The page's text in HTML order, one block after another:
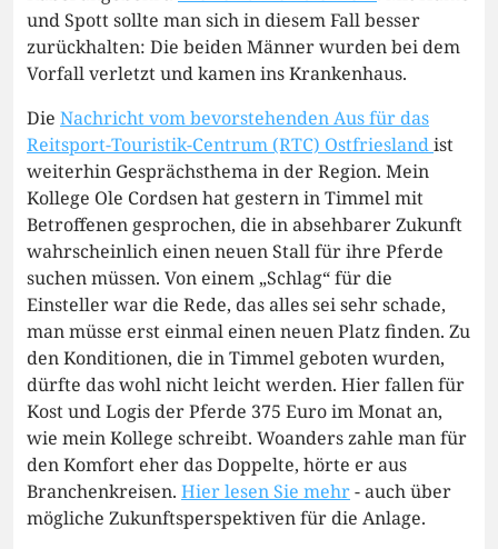
und Spott sollte man sich in diesem Fall besser
zurückhalten: Die beiden Männer wurden bei dem
Vorfall verletzt und kamen ins Krankenhaus.
Die Nachricht vom bevorstehenden Aus für das
Reitsport-Touristik-Centrum (RTC) Ostfrieslandist
weiterhin Gesprächsthema in der Region. Mein
Kollege Ole Cordsen hat gestern in Timmel mit
Betroffenen gesprochen, die in absehbarer Zukunft
wahrscheinlich einen neuen Stall für ihre Pferde
suchen müssen. Von einem „Schlag“ für die
Einsteller war die Rede, das alles sei sehr schade,
man müsse erst einmal einen neuen Platz finden. Zu
den Konditionen, die in Timmel geboten wurden,
dürfte das wohl nicht leicht werden. Hier fallen für
Kost und Logis der Pferde 375 Euro im Monat an,
wie mein Kollege schreibt. Woanders zahle man für
den Komfort eher das Doppelte, hörte er aus
Branchenkreisen. Hier lesen Sie mehr- auch über
mögliche Zukunftsperspektiven für die Anlage.